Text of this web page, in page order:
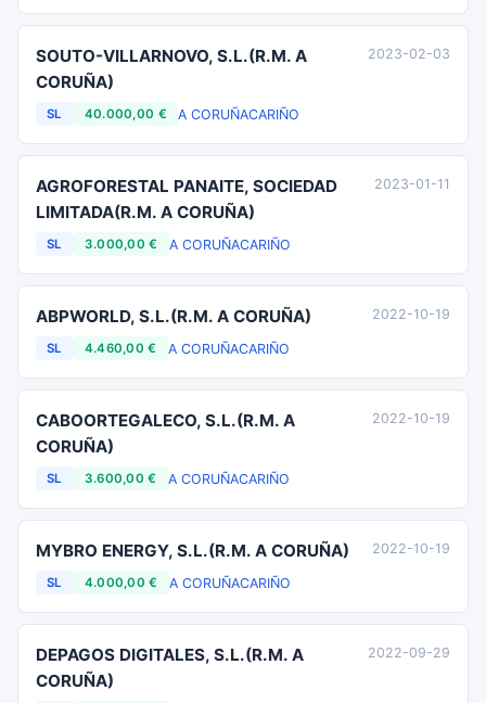
SOUTO-VILLARNOVO, S.L.(R.M. A
CORUÑA)
SL 40.000,00 € A CORUÑACARIÑO
2023-02-03
AGROFORESTAL PANAITE, SOCIEDAD
LIMITADA(R.M. A CORUÑA)
SL 3.000,00 € A CORUÑACARIÑO
2023-01-11
ABPWORLD, S.L.(R.M. A CORUÑA)
SL 4.460,00 € A CORUÑACARIÑO
2022-10-19
CABOORTEGALECO, S.L.(R.M. A
CORUÑA)
SL 3.600,00 € A CORUÑACARIÑO
2022-10-19
MYBRO ENERGY, S.L.(R.M. A CORUÑA)
SL 4.000,00 € A CORUÑACARIÑO
2022-10-19
DEPAGOS DIGITALES, S.L.(R.M. A
CORUÑA)
2022-09-29